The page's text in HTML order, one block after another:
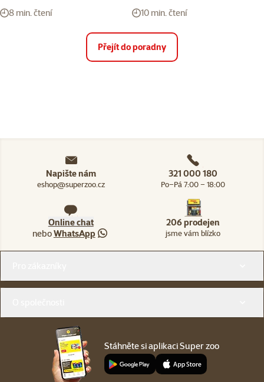
8 min. čtení 10 min. čtení
Přejít do poradny
Napište nám
eshop@superzoo.cz
321 000 180
Po–Pá 7:00 – 18:00
Online chat
neboWhatsApp
206 prodejen
jsme vám blízko
Stáhněte si aplikaci Super zoo